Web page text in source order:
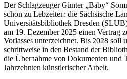
Der Schlagzeuger Günter „Baby“
schon zu Lebzeiten: die Sächsische
Universitätsbibliothek Dresden
am 19. Dezember 2025 einen Vertrag
Vorlasses unterzeichnet. Bis 2028 soll
schrittweise in den Bestand der
die Übernahme von Dokumenten und
Jahrzehnten künstlerischer Arbeit.